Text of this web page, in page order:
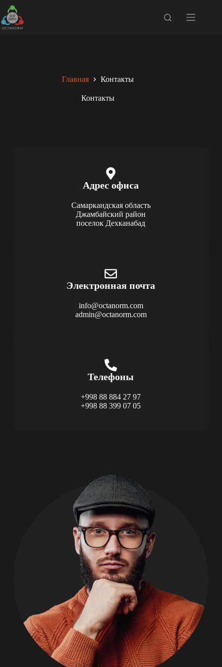
Главная Контакты
Контакты
Адрес офиса
Самаркандская область
Джамбайский район
поселок Дехканабад
Электронная почта
info@octanorm.com
admin@octanorm.com
Телефоны
+998 88 884 27 97
+998 88 399 07 05